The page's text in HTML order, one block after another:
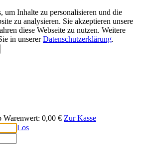
um Inhalte zu personalisieren und die
zu analysieren. Sie akzeptieren unsere
diese Webseite zu nutzen. Weitere
in unsererDatenschutzerklärung.
Warenwert: 0,00 € Zur Kasse
Los